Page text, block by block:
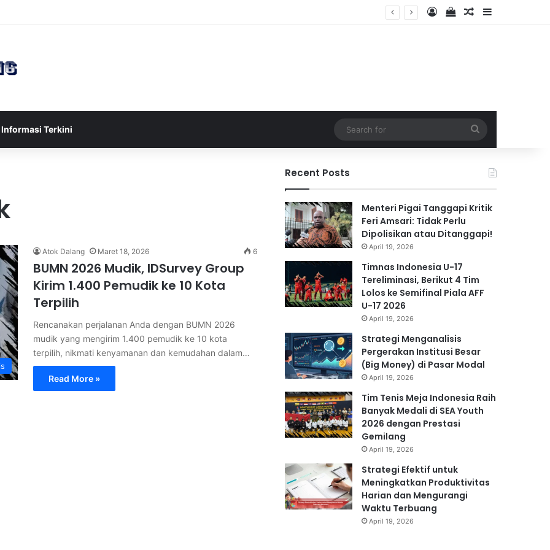
Log InView your
Random Article
Sidebar
Informasi Terkini
for
Atok Dalang Maret 18, 2026 6
BUMN 2026 Mudik, IDSurvey Group
Kirim 1.400 Pemudik ke 10 Kota
Terpilih
Rencanakan perjalanan Anda dengan BUMN 2026
mudik yang mengirim 1.400 pemudik ke 10 kota
terpilih, nikmati kenyamanan dan kemudahan dalam…
Read More »
Recent Posts
Menteri Pigai Tanggapi Kritik
Feri Amsari: Tidak Perlu
Dipolisikan atau Ditanggapi!
April 19, 2026
Timnas Indonesia U-17
Tereliminasi, Berikut 4 Tim
Lolos ke Semifinal Piala AFF
U-17 2026
April 19, 2026
Strategi Menganalisis
Pergerakan Institusi Besar
(Big Money) di Pasar Modal
April 19, 2026
Tim Tenis Meja Indonesia Raih
Banyak Medali di SEA Youth
2026 dengan Prestasi
Gemilang
April 19, 2026
Strategi Efektif untuk
Meningkatkan Produktivitas
Harian dan Mengurangi
Waktu Terbuang
April 19, 2026